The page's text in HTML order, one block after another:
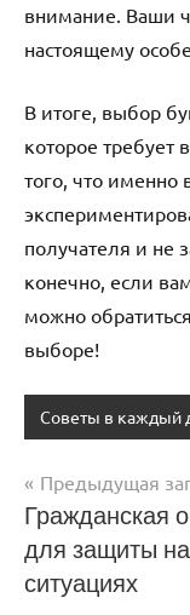
внимание. Ваши
настоящему
В итоге, выбор
которое
того, что именно
получателя и не
конечно, если
можно
выборе!
Советы в каждый
Навигация
по
записям
Предыдущая
Гражданская
для защиты
ситуациях